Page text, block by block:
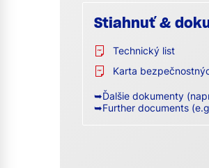
Stiahnuť &
Technický list
Karta
➥Ďalšie dokumenty
➥Further documents